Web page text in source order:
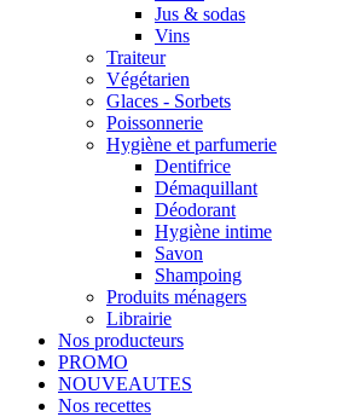
Jus & sodas
Vins
Traiteur
Végétarien
Glaces - Sorbets
Poissonnerie
Hygiène et parfumerie
Dentifrice
Démaquillant
Déodorant
Hygiène intime
Savon
Shampoing
Produits ménagers
Librairie
Nos producteurs
PROMO
NOUVEAUTES
Nos recettes